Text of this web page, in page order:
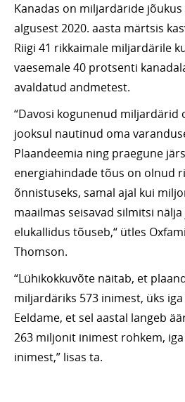
Kanadas on miljardäride
algusest 2020. aasta märtsis
Riigi 41 rikkaimale miljardärile
vaesemale 40 protsenti
avaldatud andmetest.
“Davosi kogunenud miljardärid
jooksul nautinud oma
Plaandeemia ning praegune
energiahindade tõus on olnud
õnnistuseks, samal ajal kui
maailmas seisavad silmitsi nälja
elukallidus tõuseb,“ ütles
Thomson.
“Lühikokkuvõte näitab, et
miljardäriks 573 inimest, üks
Eeldame, et sel aastal langeb
263 miljonit inimest rohkem,
inimest,” lisas ta.